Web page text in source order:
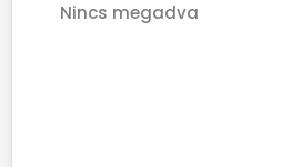
Nincs megadva